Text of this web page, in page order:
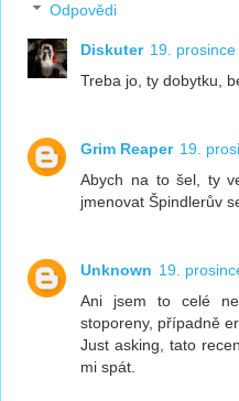
Odpovědi
Diskuter 19.
Treba jo, ty dobytku,
Grim Reaper 19.
Abych na to šel, ty
jmenovat Špindlerův
Unknown 19.
Ani jsem to celé
stoporeny, případně
Just asking, tato
mi spát.